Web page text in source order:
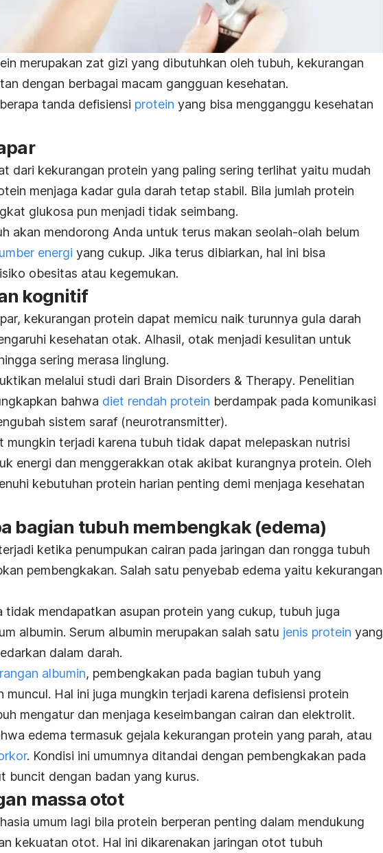
merupakan zat gizi yang dibutuhkan oleh tubuh, kekurangan
dengan berbagai macam gangguan kesehatan.
tanda defisiensi protein yang bisa mengganggu kesehatan
dari kekurangan protein yang paling sering terlihat yaitu mudah
menjaga kadar gula darah tetap stabil. Bila jumlah protein
glukosa pun menjadi tidak seimbang.
akan mendorong Anda untuk terus makan seolah-olah belum
energi yang cukup. Jika terus dibiarkan, hal ini bisa
obesitas atau kegemukan.
kognitif
kekurangan protein dapat memicu naik turunnya gula darah
kesehatan otak. Alhasil, otak menjadi kesulitan untuk
sering merasa linglung.
melalui studi dari Brain Disorders & Therapy. Penelitian
bahwa diet rendah protein berdampak pada komunikasi
sistem saraf (neurotransmitter).
mungkin terjadi karena tubuh tidak dapat melepaskan nutrisi
energi dan menggerakkan otak akibat kurangnya protein. Oleh
kebutuhan protein harian penting demi menjaga kesehatan
bagian tubuh membengkak (edema)
ketika penumpukan cairan pada jaringan dan rongga tubuh
pembengkakan. Salah satu penyebab edema yaitu kekurangan
tidak mendapatkan asupan protein yang cukup, tubuh juga
albumin. Serum albumin merupakan salah satu jenis protein yang
dalam darah.
albumin, pembengkakan pada bagian tubuh yang
muncul. Hal ini juga mungkin terjadi karena defisiensi protein
mengatur dan menjaga keseimbangan cairan dan elektrolit.
edema termasuk gejala kekurangan protein yang parah, atau
. Kondisi ini umumnya ditandai dengan pembengkakan pada
buncit dengan badan yang kurus.
massa otot
umum lagi bila protein berperan penting dalam mendukung
kekuatan otot. Hal ini dikarenakan jaringan otot tubuh